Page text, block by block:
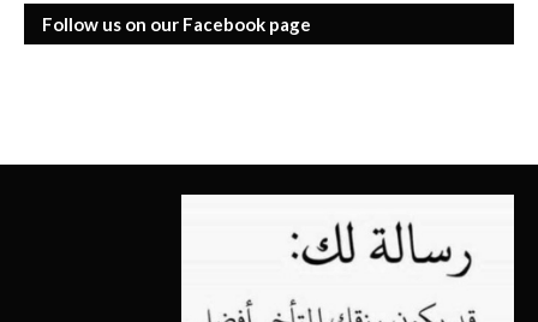
Follow us on our Facebook page